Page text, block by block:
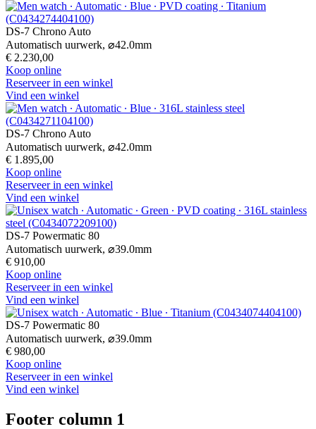
DS-7 Chrono Auto
Automatisch uurwerk, ⌀42.0mm
€ 2.230,00
Koop online
Reserveer in een winkel
Vind een winkel
DS-7 Chrono Auto
Automatisch uurwerk, ⌀42.0mm
€ 1.895,00
Koop online
Reserveer in een winkel
Vind een winkel
DS-7 Powermatic 80
Automatisch uurwerk, ⌀39.0mm
€ 910,00
Koop online
Reserveer in een winkel
Vind een winkel
DS-7 Powermatic 80
Automatisch uurwerk, ⌀39.0mm
€ 980,00
Koop online
Reserveer in een winkel
Vind een winkel
Footer column 1